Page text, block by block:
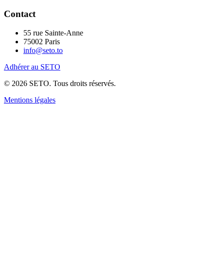
Contact
55 rue Sainte-Anne
75002 Paris
info@seto.to
Adhérer au SETO
© 2026 SETO. Tous droits réservés.
Mentions légales